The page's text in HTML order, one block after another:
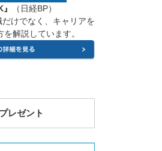
（日経BP）
けでなく、キャリアを
を解説しています。
レゼント